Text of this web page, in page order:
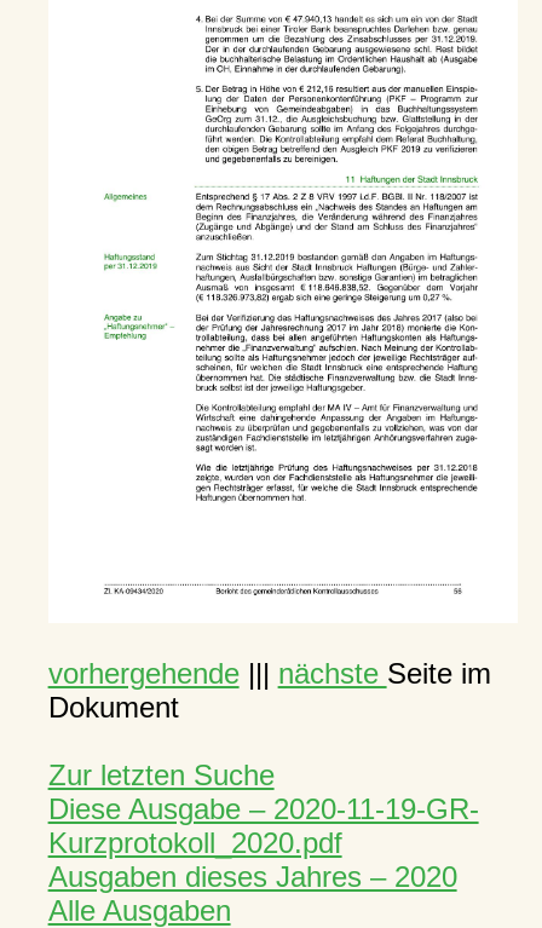
vorhergehende||| nächste Seite im
Dokument
Zur letzten Suche
Diese Ausgabe – 2020-11-19-GR-
Kurzprotokoll_2020.pdf
Ausgaben dieses Jahres – 2020
Alle Ausgaben